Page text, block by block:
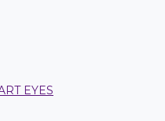
EYES